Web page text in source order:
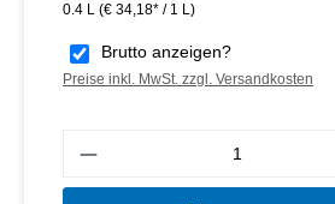
0.4 L (€ 34,18* / 1 L)
Brutto anzeigen?
Preise inkl. MwSt. zzgl. Versandkosten